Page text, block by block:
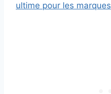
ultime pour les marques